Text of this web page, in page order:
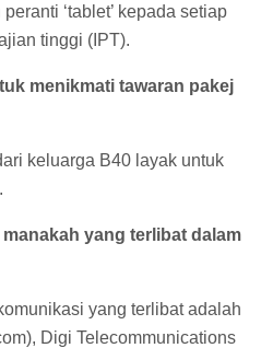
‘tablet’ kepada setiap
tinggi (IPT).
menikmati tawaran pakej
keluarga B40 layak untuk
yang terlibat dalam
yang terlibat adalah
Digi Telecommunications